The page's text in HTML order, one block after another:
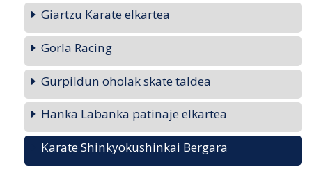
Giartzu Karate elkartea
Gorla Racing
Gurpildun oholak skate taldea
Hanka Labanka patinaje elkartea
Karate Shinkyokushinkai Bergara